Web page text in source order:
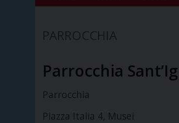
Parrocchia
Parrocchia
Piazza Italia 4, Musei